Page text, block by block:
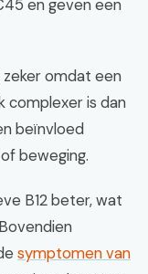
en geven een
zeker omdat een
complexer is dan
beïnvloed
beweging.
B12 beter, wat
symptomen van